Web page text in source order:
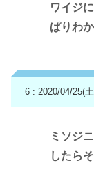
ワイジ
ぱりわ
6 : 2020/04/25(
ミソジ
したら